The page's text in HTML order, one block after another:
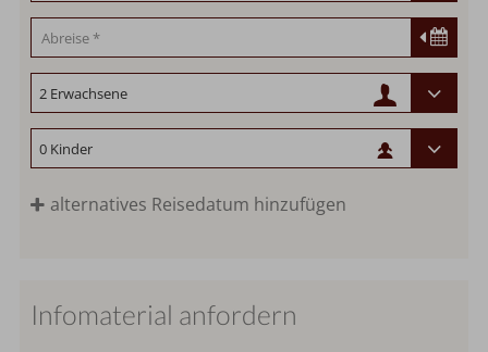
alternatives Reisedatum hinzufügen
Infomaterial anfordern